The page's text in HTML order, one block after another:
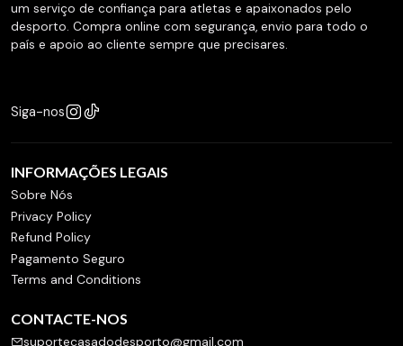
um serviço de confiança para atletas e apaixonados pelo
desporto. Compra online com segurança, envio para todo o
país e apoio ao cliente sempre que precisares.
Siga-nos
INFORMAÇÕES LEGAIS
Sobre Nós
Privacy Policy
Refund Policy
Pagamento Seguro
Terms and Conditions
CONTACTE-NOS
suportecasadodesporto@gmail.com